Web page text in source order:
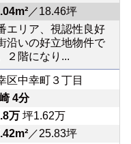
／18.46坪
エリア、視認性良好
沿いの好立地物件で
２階になり...
区中幸町３丁目
4分
万坪1.62万
／25.83坪